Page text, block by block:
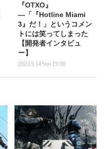
『OTXO』
―「『Hotline Miami
3』だ！」というコメン
トには笑ってしまった
【開発者インタビュ
ー】
2023.5.14 Sun 15:00